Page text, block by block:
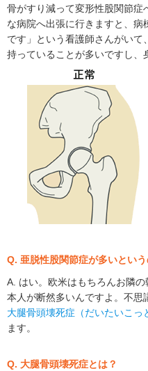
骨がすり減って変形性股関節症
な病院へ出張に行きますと、
です」という看護師さんがい
持っていることが多いですし、
Q. 亜脱性股関節症が多いとい
A. はい。欧米はもちろんお隣
本人が断然多いんですよ。不思
大腿骨頭壊死症（だいたいこっ
ます。
Q. 大腿骨頭壊死症とは？